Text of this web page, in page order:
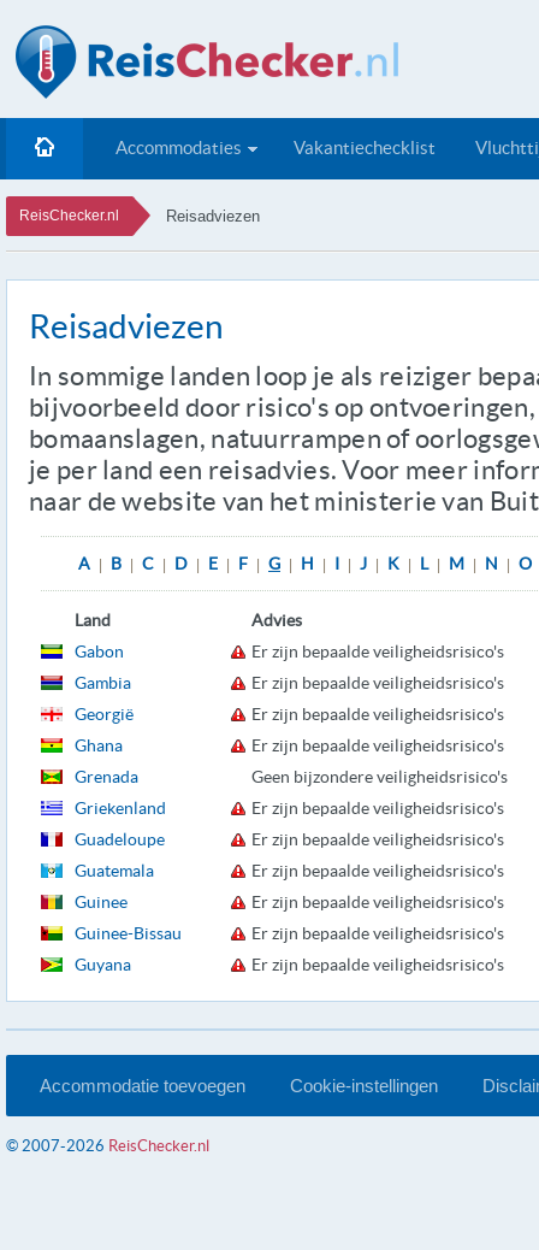
Accommodaties Vakantiechecklist
ReisChecker.nl Reisadviezen
Reisadviezen
In sommige landen loop je als reiziger
bijvoorbeeld door risico's op
bomaanslagen, natuurrampen of
je per land een reisadvies. Voor meer
naar de website van het ministerie van
A B C D E F G H I J K L M N O
Land
Advies
Gabon
Er zijn bepaalde veiligheidsrisico's
Gambia
Er zijn bepaalde veiligheidsrisico's
Georgië
Er zijn bepaalde veiligheidsrisico's
Ghana
Er zijn bepaalde veiligheidsrisico's
Grenada
Geen bijzondere veiligheidsrisico's
Griekenland
Er zijn bepaalde veiligheidsrisico's
Guadeloupe
Er zijn bepaalde veiligheidsrisico's
Guatemala
Er zijn bepaalde veiligheidsrisico's
Guinee
Er zijn bepaalde veiligheidsrisico's
Guinee-Bissau
Er zijn bepaalde veiligheidsrisico's
Guyana
Er zijn bepaalde veiligheidsrisico's
Accommodatie toevoegen Cookie-instellingen
© 2007-2026 ReisChecker.nl